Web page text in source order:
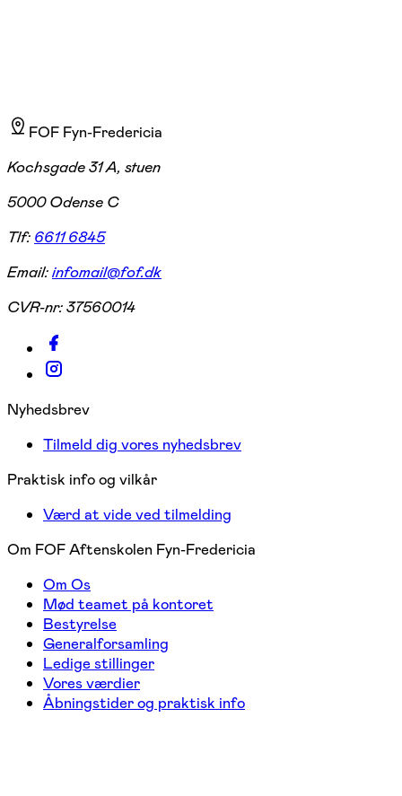
FOF Fyn-Fredericia
Kochsgade 31 A, stuen
5000 Odense C
Tlf: 6611 6845
Email:infomail@fof.dk
CVR-nr:37560014
Nyhedsbrev
Tilmeld dig vores nyhedsbrev
Praktisk info og vilkår
Værd at vide ved tilmelding
Om FOF Aftenskolen Fyn-Fredericia
Om Os
Mød teamet på kontoret
Bestyrelse
Generalforsamling
Ledige stillinger
Vores værdier
Åbningstider og praktisk info